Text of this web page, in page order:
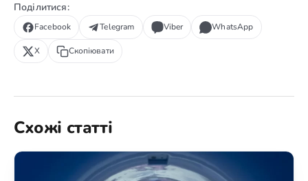
Поділитися:
Facebook Telegram Viber WhatsApp
X Скопіювати
Схожі статті